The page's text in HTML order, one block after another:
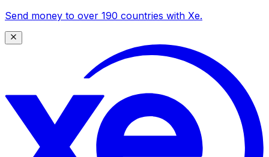
Send money to over 190 countries with Xe.